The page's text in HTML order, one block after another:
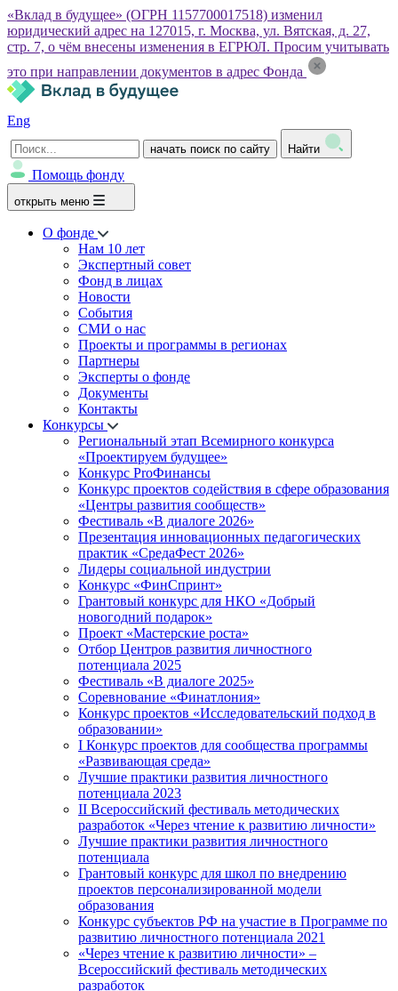
«Вклад в будущее» (ОГРН 1157700017518) изменил
юридический адрес на 127015, г. Москва, ул. Вятская, д. 27,
стр. 7, о чём внесены изменения в ЕГРЮЛ. Просим учитывать
это при направлении документов в адрес Фонда
Eng
начать поиск по сайту Найти
Помощь фонду
открыть меню
О фонде
Нам 10 лет
Экспертный совет
Фонд в лицах
Новости
События
СМИ о нас
Проекты и программы в регионах
Партнеры
Эксперты о фонде
Документы
Контакты
Конкурсы
Региональный этап Всемирного конкурса
«Проектируем будущее»
Конкурс ProФинансы
Конкурс проектов содействия в сфере образования
«Центры развития сообществ»
Фестиваль «В диалоге 2026»
Презентация инновационных педагогических
практик «СредаФест 2026»
Лидеры социальной индустрии
Конкурс «ФинСпринт»
Грантовый конкурс для НКО «Добрый
новогодний подарок»
Проект «Мастерские роста»
Отбор Центров развития личностного
потенциала 2025
Фестиваль «В диалоге 2025»
Соревнование «Финатлония»
Конкурс проектов «Исследовательский подход в
образовании»
I Конкурс проектов для сообщества программы
«Развивающая среда»
Лучшие практики развития личностного
потенциала 2023
II Всероссийский фестиваль методических
разработок «Через чтение к развитию личности»
Лучшие практики развития личностного
потенциала
Грантовый конкурс для школ по внедрению
проектов персонализированной модели
образования
Конкурс субъектов РФ на участие в Программе по
развитию личностного потенциала 2021
«Через чтение к развитию личности» –
Всероссийский фестиваль методических
разработок